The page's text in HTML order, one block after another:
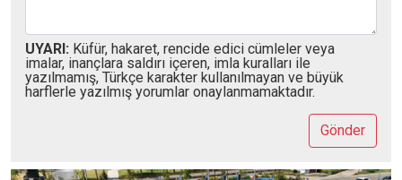
UYARI: Küfür, hakaret, rencide edici cümleler veya
imalar, inançlara saldırı içeren, imla kuralları ile
yazılmamış, Türkçe karakter kullanılmayan ve büyük
harflerle yazılmış yorumlar onaylanmamaktadır.
Gönder